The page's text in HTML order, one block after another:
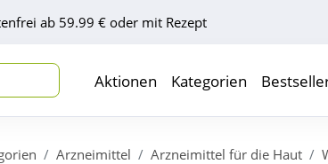
ab 59.99 € oder mit Rezept
Aktionen Kategorien
Arzneimittel Arzneimittel für die Haut